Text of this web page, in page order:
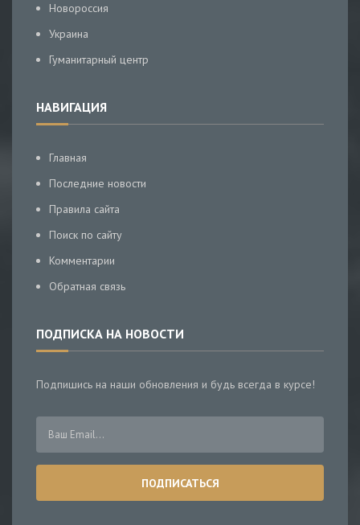
Новороссия
Украина
Гуманитарный центр
НАВИГАЦИЯ
Главная
Последние новости
Правила сайта
Поиск по сайту
Комментарии
Обратная связь
ПОДПИСКА НА НОВОСТИ
Подпишись на наши обновления и будь всегда в курсе!